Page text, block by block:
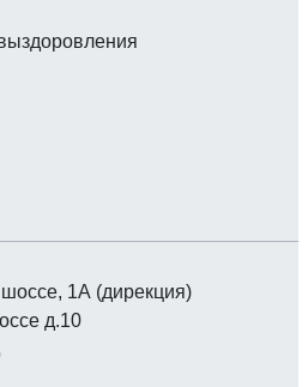
1А (дирекция)
д.10